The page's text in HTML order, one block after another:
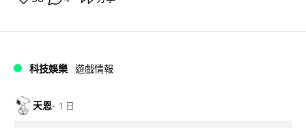
科技娛樂 遊戲情報
天恩 1 日